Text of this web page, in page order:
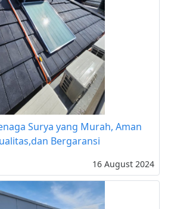
Surya yang Murah, Aman
Bergaransi
16 August 2024